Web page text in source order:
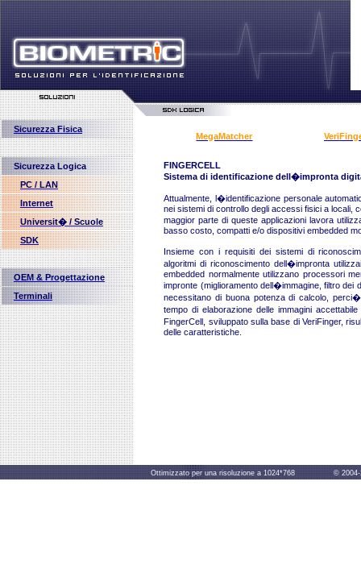
Sicurezza Fisica
Sicurezza Logica
PC / LAN
Internet
Universit� / Scuole
SDK
OEM & Progettazione
Terminali
MegaMatcher
FINGERCELL
Sistema di identificazione dell�impronta
Attualmente, l�identificazione personale
nei sistemi di controllo degli accessi fisici a locali,
maggior parte di queste applicazioni lavora
basso costo, compatti e/o dispositivi embedded
Insieme con i requisiti dei sistemi di
algoritmi di riconoscimento dell�impronta
embedded normalmente utilizzano processori
impronte (miglioramento dell�immagine, filtro dei
necessitano di buona potenza di calcolo,
tempo di elaborazione delle immagini
FingerCell, sviluppato sulla base di VeriFinger,
delle caratteristiche.
Ottimizzato per una risoluzione a 1024*768 © 2004-